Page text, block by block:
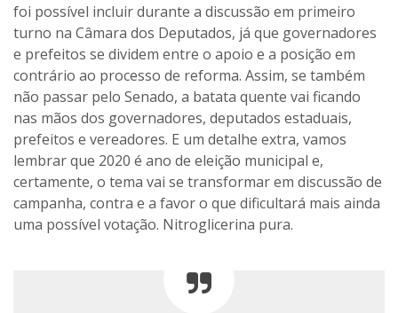
foi possível incluir durante a discussão em primeiro
turno na Câmara dos Deputados, já que governadores
e prefeitos se dividem entre o apoio e a posição em
contrário ao processo de reforma. Assim, se também
não passar pelo Senado, a batata quente vai ficando
nas mãos dos governadores, deputados estaduais,
prefeitos e vereadores. E um detalhe extra, vamos
lembrar que 2020 é ano de eleição municipal e,
certamente, o tema vai se transformar em discussão de
campanha, contra e a favor o que dificultará mais ainda
uma possível votação. Nitroglicerina pura.